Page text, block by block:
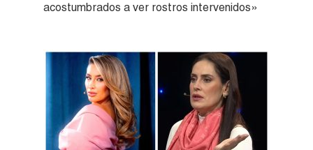
acostumbrados a ver rostros intervenidos»